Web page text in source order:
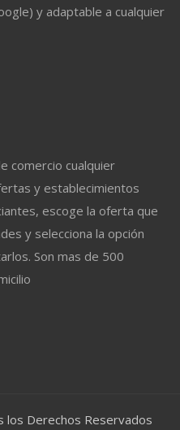
y adaptable a cualquier
comercio cualquier
y establecimientos
escoge la oferta que
y selecciona la opción
Son mas de 500
los Derechos Reservados